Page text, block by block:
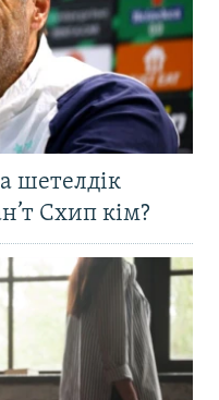
шетелдік
Схип кім?